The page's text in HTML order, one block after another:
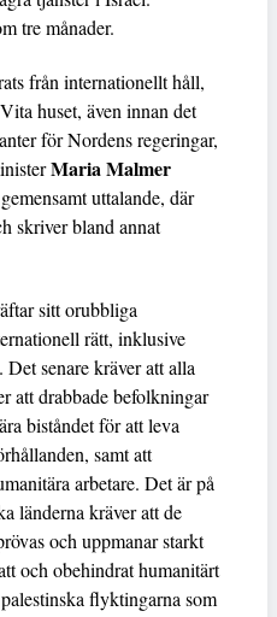
tre månader.
från internationellt håll,
huset, även innan det
för Nordens regeringar,
Maria Malmer
uttalande, där
skriver bland annat
sitt orubbliga
rätt, inklusive
senare kräver att alla
att drabbade befolkningar
biståndet för att leva
samt att
arbetare. Det är på
länderna kräver att de
och uppmanar starkt
och obehindrat humanitärt
flyktingarna som